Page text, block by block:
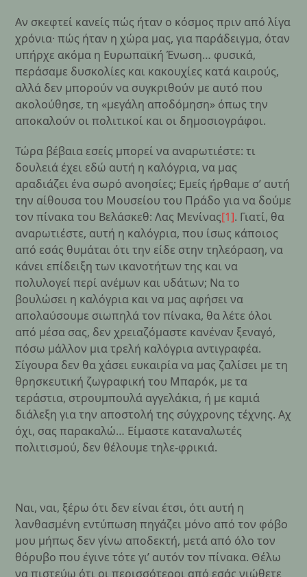
Αν σκεφτεί κανείς πώς ήταν ο κόσμος πριν από λίγα
χρόνια· πώς ήταν η χώρα μας, για παράδειγμα, όταν
υπήρχε ακόμα η Ευρωπαϊκή Ένωση… φυσικά,
περάσαμε δυσκολίες και κακουχίες κατά καιρούς,
αλλά δεν μπορούν να συγκριθούν με αυτό που
ακολούθησε, τη «μεγάλη αποδόμηση» όπως την
αποκαλούν οι πολιτικοί και οι δημοσιογράφοι.
Τώρα βέβαια εσείς μπορεί να αναρωτιέστε: τι
δουλειά έχει εδώ αυτή η καλόγρια, να μας
αραδιάζει ένα σωρό ανοησίες; Εμείς ήρθαμε σ’ αυτή
την αίθουσα του Μουσείου του Πράδο για να δούμε
τον πίνακα του Βελάσκεθ: Λας Μενίνας[1]. Γιατί, θα
αναρωτιέστε, αυτή η καλόγρια, που ίσως κάποιος
από εσάς θυμάται ότι την είδε στην τηλεόραση, να
κάνει επίδειξη των ικανοτήτων της και να
πολυλογεί περί ανέμων και υδάτων; Να το
βουλώσει η καλόγρια και να μας αφήσει να
απολαύσουμε σιωπηλά τον πίνακα, θα λέτε όλοι
από μέσα σας, δεν χρειαζόμαστε κανέναν ξεναγό,
πόσω μάλλον μια τρελή καλόγρια αντιγραφέα.
Σίγουρα δεν θα χάσει ευκαιρία να μας ζαλίσει με τη
θρησκευτική ζωγραφική του Μπαρόκ, με τα
τεράστια, στρουμπουλά αγγελάκια, ή με καμιά
διάλεξη για την αποστολή της σύγχρονης τέχνης. Αχ
όχι, σας παρακαλώ… Είμαστε καταναλωτές
πολιτισμού, δεν θέλουμε τηλε-φρικιά.
Ναι, ναι, ξέρω ότι δεν είναι έτσι, ότι αυτή η
λανθασμένη εντύπωση πηγάζει μόνο από τον φόβο
μου μήπως δεν γίνω αποδεκτή, μετά από όλο τον
θόρυβο που έγινε τότε γι’ αυτόν τον πίνακα. Θέλω
να πιστεύω ότι οι περισσότεροι από εσάς νιώθετε